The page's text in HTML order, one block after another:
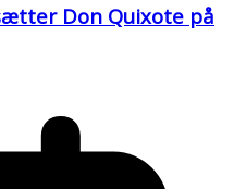
Don Quixote på